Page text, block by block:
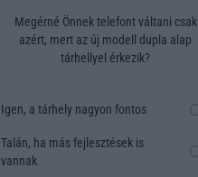
Megérné Önnek telefont váltani csak
azért, mert az új modell dupla alap
tárhellyel érkezik?
Igen, a tárhely nagyon fontos
Talán, ha más fejlesztések is
vannak